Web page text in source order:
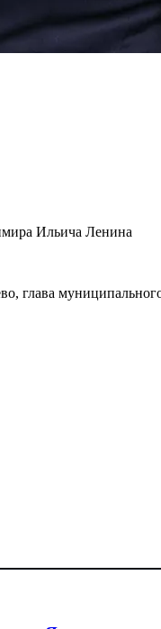
Ильича Ленина
глава